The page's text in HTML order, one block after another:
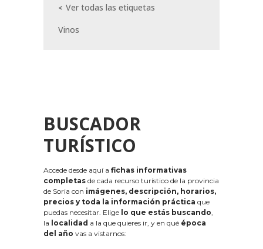
Ver todas las etiquetas
Vinos
BUSCADOR
TURÍSTICO
Accede desde aquí a fichas informativas
completas de cada recurso turístico de la provincia
de Soria con imágenes, descripción, horarios,
precios y toda la información práctica que
puedas necesitar. Elige lo que estás buscando,
la localidad a la que quieres ir, y en qué época
del año vas a vistarnos: